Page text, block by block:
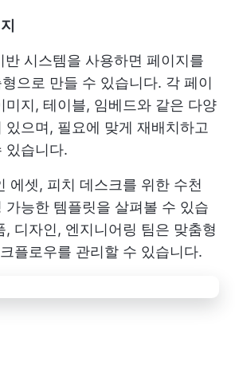
시스템을 사용하면 페이지를
으로 만들 수 있습니다. 각 페이
미지, 테이블, 임베드와 같은 다양
있으며, 필요에 맞게 재배치하고
있습니다.
에셋, 피치 데스크를 위한 수천
가능한 템플릿을 살펴볼 수 있습
, 디자인, 엔지니어링 팀은 맞춤형
플로우를 관리할 수 있습니다.